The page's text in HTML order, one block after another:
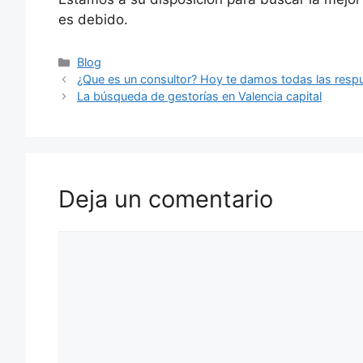
es debido.
Blog
¿Que es un consultor? Hoy te damos todas las
La búsqueda de gestorías en Valencia capital
Deja un comentario